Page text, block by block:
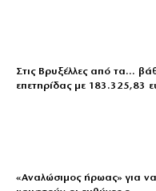
Στις Βρυξέλλες από τα…
επετηρίδας με 183.325,83
«Aναλώσιμος ήρωας» για να